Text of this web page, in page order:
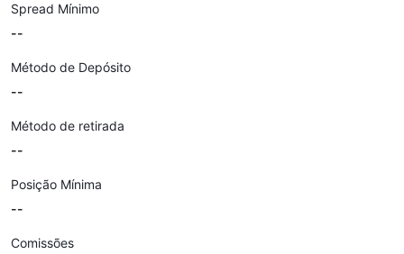
Spread Mínimo
--
Método de Depósito
--
Método de retirada
--
Posição Mínima
--
Comissões